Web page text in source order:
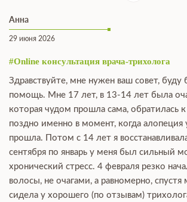
Анна
29 июня 2026
#Online консультация врача-трихолога
Здравствуйте, мне нужен ваш совет, буду
помощь. Мне 17 лет, в 13-14 лет была
которая чудом прошла сама, обратилась
поздно именно в момент, когда алопеция
прошла. Потом с 14 лет я
сентября по январь у меня был сильный
хронический стресс. 4 февраля резко
волосы, не очагами, а равномерно, спустя
сидела у хорошего (по отзывам)